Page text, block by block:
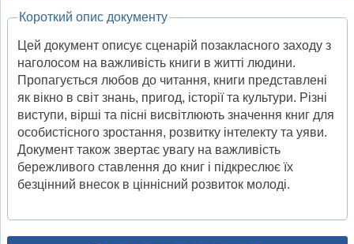
Короткий опис документу
Цей документ описує сценарій позакласного заходу з
наголосом на важливість книги в житті людини.
Пропагується любов до читання, книги представлені
як вікно в світ знань, пригод, історії та культури. Різні
виступи, вірші та пісні висвітлюють значення книг для
особистісного зростання, розвитку інтелекту та уяви.
Документ також звертає увагу на важливість
бережливого ставлення до книг і підкреслює їх
безцінний внесок в ціннісний розвиток молоді.